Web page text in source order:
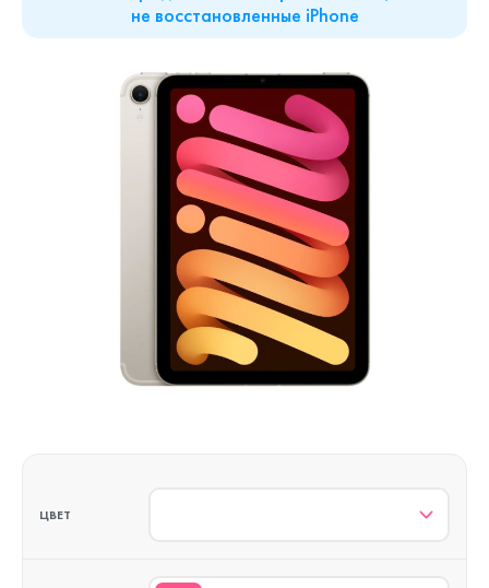
не восстановленные iPhone
ЦВЕТ